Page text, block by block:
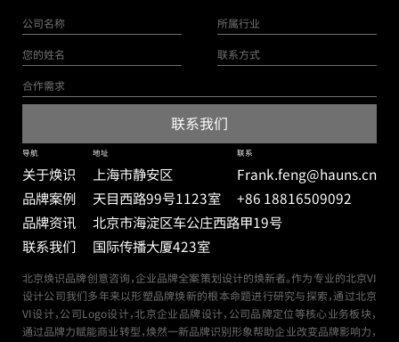
导航
关于焕识
品牌案例
品牌资讯
联系我们
地址
上海市静安区
天目西路99号1123室
北京市海淀区车公庄西路甲19号
国际传播大厦423室
联系
Frank.feng@hauns.cn
+86 18816509092
北京焕识品牌创意咨询，企业品牌全案策划设计的焕新者。作为专业的北京VI
设计公司我们多年来以形塑品牌焕新的根本命题进行研究与探索，通过北京
VI设计，公司Logo设计，北京企业品牌设计，公司品牌定位等核心业务板块，
通过品牌力赋能商业转型，焕然一新品牌识别形象帮助企业改变品牌影响力，